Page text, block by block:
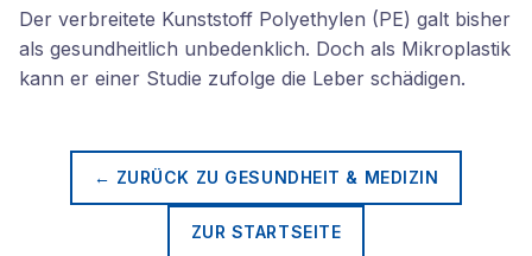
Der verbreitete Kunststoff Polyethylen (PE) galt bisher
als gesundheitlich unbedenklich. Doch als Mikroplastik
kann er einer Studie zufolge die Leber schädigen.
← ZURÜCK ZU GESUNDHEIT & MEDIZIN
ZUR STARTSEITE